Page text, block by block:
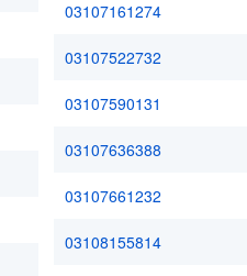
03107161274
03107522732
03107590131
03107636388
03107661232
03108155814